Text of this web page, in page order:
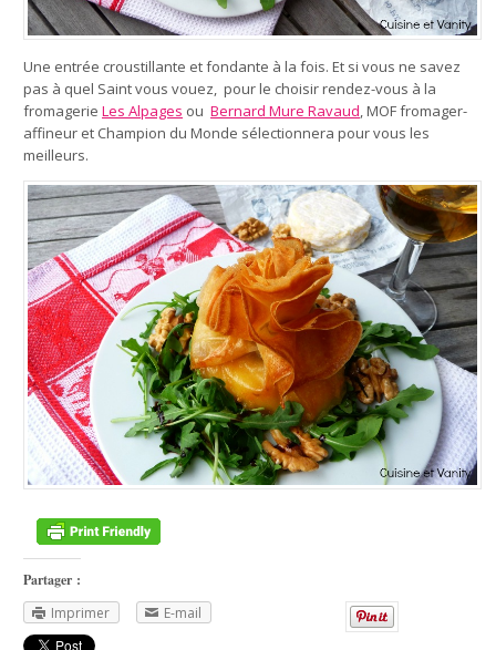
Une entrée croustillante et fondante à la fois. Et si vous ne savez
pas à quel Saint vous vouez, pour le choisir rendez-vous à la
fromagerieLes Alpages ouBernard Mure Ravaud , MOF fromager-
affineur et Champion du Monde sélectionnera pour vous les
meilleurs.
Partager :
Imprimer
E-mail